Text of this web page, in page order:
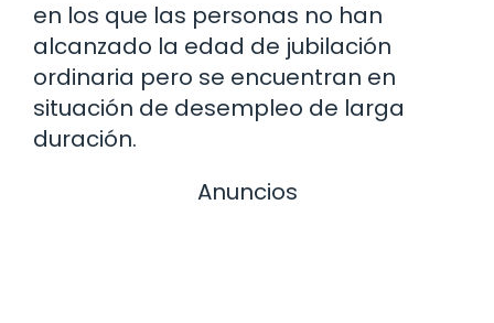
en los que las personas no han
alcanzado la edad de jubilación
ordinaria pero se encuentran en
situación de desempleo de larga
duración.
Anuncios